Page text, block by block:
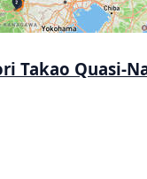
Takao Quasi-